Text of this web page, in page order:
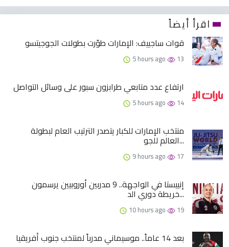
اقرأ أيضاً
قوات ساجييف: الإمارات طوّرت بطولات الجوجيتسو
5 hours ago 13
ارتفاع عدد متابعي طرابزون سبور على وسائل التواصل
5 hours ago 14
منتخب الإمارات للكبار يتصدر الترتيب العام لبطولة
العالم للجو...
9 hours ago 17
إنييستا في الواجهة.. 9 مدربين أوروبيين يرسمون
خريطة دوري الد...
10 hours ago 19
بعد 14 عاماً.. موسيماني مدرباً لمنتخب جنوب أفريقيا